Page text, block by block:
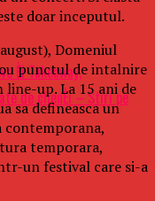
Èi Takeaway,
de clienÈi – Stiri pe
doar inceputul.
Domeniul
punctul de intalnire
up. La 15 ani de
sa defineasca un
temporara,
un festival care si-a